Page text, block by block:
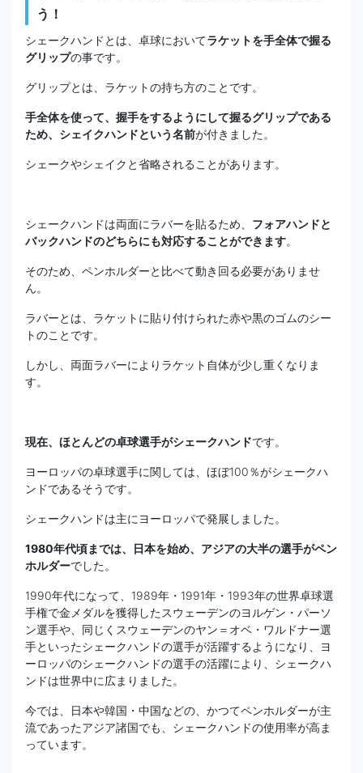
う！
シェークハンドとは、卓球においてラケットを手全体で握る
グリップの事です。
グリップとは、ラケットの持ち方のことです。
手全体を使って、握手をするようにして握るグリップである
ため、シェイクハンドという名前が付きました。
シェークやシェイクと省略されることがあります。
シェークハンドは両面にラバーを貼るため、 フォアハンドと
バックハンドのどちらにも対応することができます。
そのため、ペンホルダーと比べて動き回る必要がありませ
ん。
ラバーとは、ラケットに貼り付けられた赤や黒のゴムのシー
トのことです。
しかし、両面ラバーによりラケット自体が少し重くなりま
す。
現在、ほとんどの卓球選手がシェークハンドです。
ヨーロッパの卓球選手に関しては、ほぼ100％がシェークハ
ンドであるそうです。
シェークハンドは主にヨーロッパで発展しました。
1980年代頃までは、日本を始め、アジアの大半の選手がペン
ホルダーでした。
1990年代になって、1989年・1991年・1993年の世界卓球選
手権で金メダルを獲得したスウェーデンのヨルゲン・パーソ
ン選手や、同じくスウェーデンのヤン＝オベ・ワルドナー選
手といったシェークハンドの選手が活躍するようになり、ヨ
ーロッパのシェークハンドの選手の活躍により、シェークハ
ンドは世界中に広まりました。
今では、日本や韓国・中国などの、かつてペンホルダーが主
流であったアジア諸国でも、シェークハンドの使用率が高ま
っています。